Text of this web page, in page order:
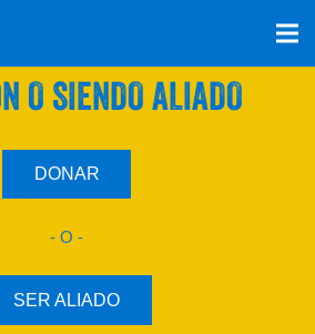
PLAN CON UNA
O SIENDO ALIADO
DONAR
- O -
SER ALIADO